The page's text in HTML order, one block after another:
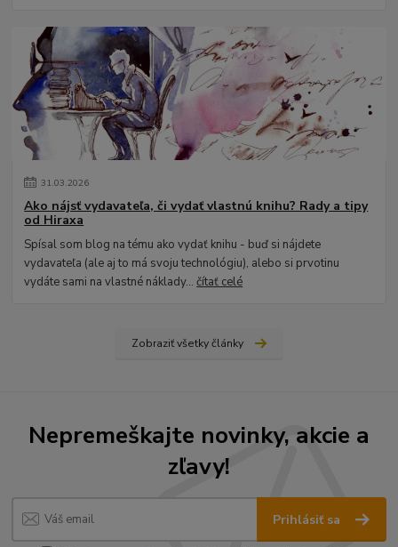
31.03.2026
Ako nájsť vydavateľa, či vydať vlastnú knihu? Rady a tipy
od Hiraxa
Spísal som blog na tému ako vydať knihu - buď si nájdete
vydavateľa (ale aj to má svoju technológiu), alebo si prvotinu
vydáte sami na vlastné náklady...čítať celé
Zobraziť všetky články
Nepremeškajte novinky, akcie a
zľavy!
Prihlásiť sa